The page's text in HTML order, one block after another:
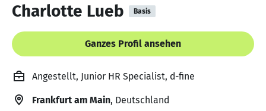
Charlotte Lueb Basis
Ganzes Profil ansehen
Angestellt, Junior HR Specialist, d-fine
Frankfurt am Main, Deutschland